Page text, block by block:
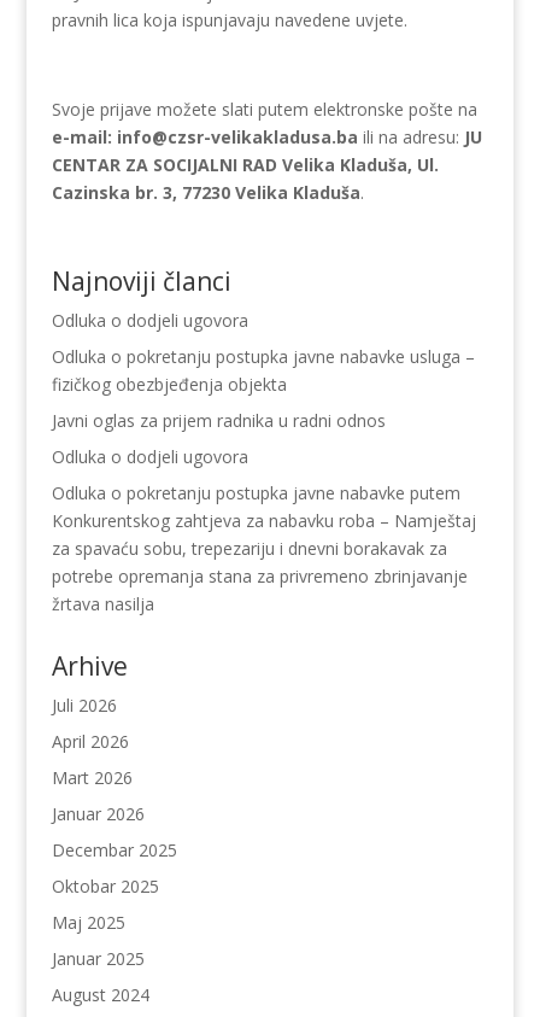
pravnih lica koja ispunjavaju navedene uvjete.
Svoje prijave možete slati putem elektronske pošte na
e-mail: info@czsr-velikakladusa.ba ili na adresu: JU
CENTAR ZA SOCIJALNI RAD Velika Kladuša, Ul.
Cazinska br. 3, 77230 Velika Kladuša.
Najnoviji članci
Odluka o dodjeli ugovora
Odluka o pokretanju postupka javne nabavke usluga –
fizičkog obezbjeđenja objekta
Javni oglas za prijem radnika u radni odnos
Odluka o dodjeli ugovora
Odluka o pokretanju postupka javne nabavke putem
Konkurentskog zahtjeva za nabavku roba – Namještaj
za spavaću sobu, trepezariju i dnevni borakavak za
potrebe opremanja stana za privremeno zbrinjavanje
žrtava nasilja
Arhive
Juli 2026
April 2026
Mart 2026
Januar 2026
Decembar 2025
Oktobar 2025
Maj 2025
Januar 2025
August 2024